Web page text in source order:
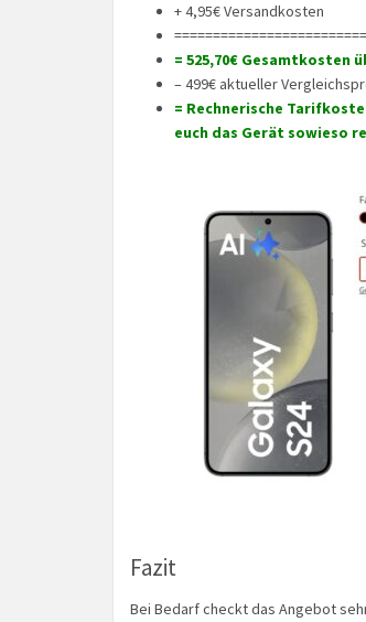
+ 4,95€ Versandkosten
= 525,70€ Gesamtkosten
– 499€ aktueller
= Rechnerische
euch das Gerät sowieso
Fazit
Bei Bedarf checkt das Angebot